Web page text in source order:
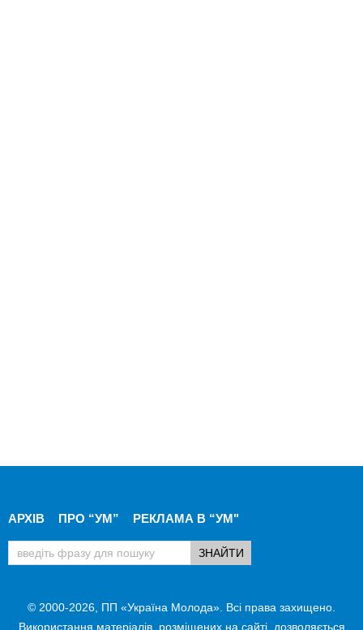
АРХІВ ПРО “УМ” РЕКЛАМА В “УМ"
© 2000-2026, ПП «Україна Молода». Всі права захищено.
Використання матеріалів, розміщених на сайті, дозволяється